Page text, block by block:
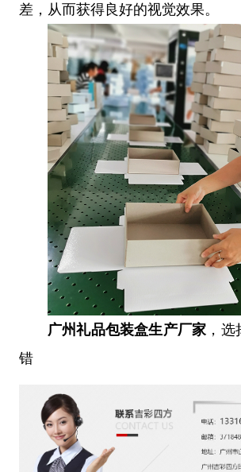
差，从而获得良好的视觉效果。
广州礼品包装盒生产厂家 ，
错